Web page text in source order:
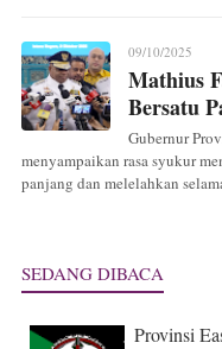
09/10/2025
Mathius
Bersatu
Gubernur
menyampaikan rasa syukur
panjang dan melelahkan
SEDANG DIBACA
Provinsi